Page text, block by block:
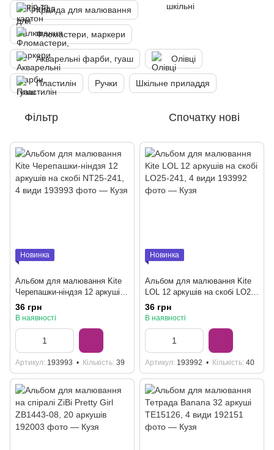
Крейда для малювання
Фломастери, маркери
Акварельні фарби, гуаш Олівці
Пластилін Ручки Шкільне приладдя
Фільтр Спочатку нові
Новинка
Альбом для малювання Kite
Черепашки-ніндзя 12 аркушів
на скобі NT25-241, 4 види
36 грн
В наявності
Артикул 193993 Кількість 39
Новинка
Альбом для малювання Kite
LOL 12 аркушів на скобі LO25-
241, 4 види
36 грн
В наявності
Артикул 193992 Кількість 40